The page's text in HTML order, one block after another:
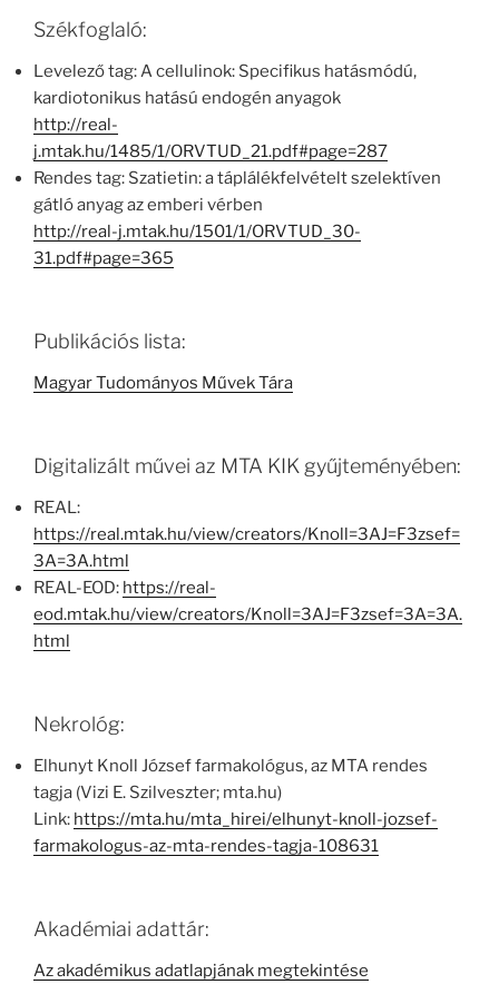
Székfoglaló:
Levelező tag: A cellulinok: Specifikus hatásmódú,
kardiotonikus hatású endogén anyagok
http://real-
j.mtak.hu/1485/1/ORVTUD_21.pdf#page=287
Rendes tag: Szatietin: a táplálékfelvételt szelektíven
gátló anyag az emberi vérben
http://real-j.mtak.hu/1501/1/ORVTUD_30-
31.pdf#page=365
Publikációs lista:
Magyar Tudományos Művek Tára
Digitalizált művei az MTA KIK gyűjteményében:
REAL:
https://real.mtak.hu/view/creators/Knoll=3AJ=F3zsef=
3A=3A.html
REAL-EOD: https://real-
eod.mtak.hu/view/creators/Knoll=3AJ=F3zsef=3A=3A.
html
Nekrológ:
Elhunyt Knoll József farmakológus, az MTA rendes
tagja (Vizi E. Szilveszter; mta.hu)
Link: https://mta.hu/mta_hirei/elhunyt-knoll-jozsef-
farmakologus-az-mta-rendes-tagja-108631
Akadémiai adattár:
Az akadémikus adatlapjának megtekintése